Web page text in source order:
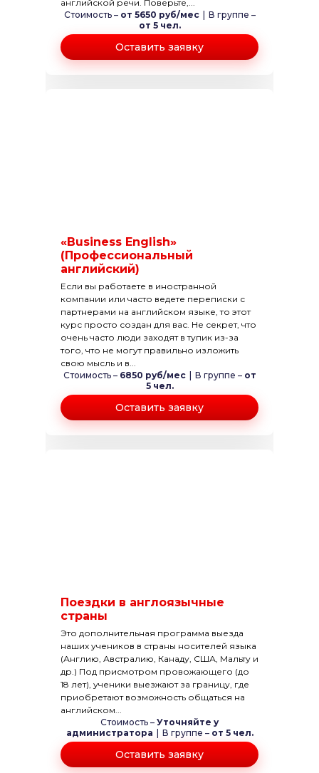
английской речи. Поверьте,...
Стоимость – от 5650 руб/мес
В группе –
от 5 чел.
Оставить заявку
«Business English»
(Профессиональный
английский)
Если вы работаете в иностранной
компании или часто ведете переписки с
партнерами на английском языке, то этот
курс просто создан для вас. Не секрет, что
очень часто люди заходят в тупик из-за
того, что не могут правильно изложить
свою мысль и в...
Стоимость – 6850 руб/мес В группе – от
5 чел.
Оставить заявку
Поездки в англоязычные
страны
Это дополнительная программа выезда
наших учеников в страны носителей языка
(Англию, Австралию, Канаду, США, Мальту и
др.) Под присмотром провожающего (до
18 лет), ученики выезжают за границу, где
приобретают возможность общаться на
английском...
Стоимость – Уточняйте у
администратора
В группе – от 5 чел.
Оставить заявку